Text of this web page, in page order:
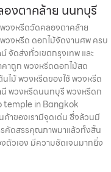
งตาคล้าย นนทบุรี
งหรีดวัดคลองตาคล้าย
วงหรีด ดอกไม้จัดงานศพ ครบ
จัดส่งทั่วเขตกรุงเทพ และ
าถูก พวงหรีดดอกไม้สด
ม้ พวงหรีดของใช้ พวงหรีด
นี พวงหรีดนนทบุรี พวงหรีดก
in Bangkok
ค้าของเรามีจุดเด่น ซึ่งล้วนมี
รคัดสรรคุณภาพมาแล้วทั้งสิ้น
วเอง มีความชัดเจนมากยิ่ง